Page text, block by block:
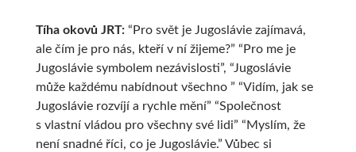
Tíha okovů JRT:“Pro svět je Jugoslávie zajímavá,
ale čím je pro nás, kteří v ní žijeme?” “Pro me je
Jugoslávie symbolem nezávislosti”, “Jugoslávie
může každému nabídnout všechno ” “Vidím, jak se
Jugoslávie rozvíjí a rychle mění” “Společnost
s vlastní vládou pro všechny své lidi” “Myslím, že
není snadné říci, co je Jugoslávie.” Vůbec si